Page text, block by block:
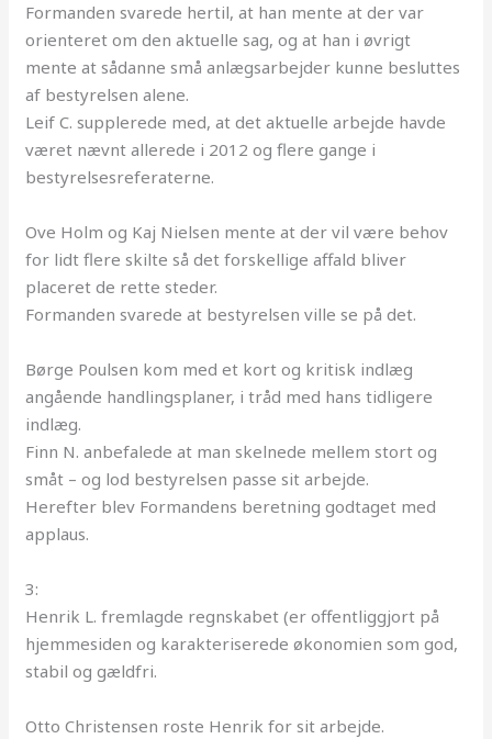
Formanden svarede hertil, at han mente at der var
orienteret om den aktuelle sag, og at han i øvrigt
mente at sådanne små anlægsarbejder kunne besluttes
af bestyrelsen alene.
Leif C. supplerede med, at det aktuelle arbejde havde
været nævnt allerede i 2012 og flere gange i
bestyrelsesreferaterne.
Ove Holm og Kaj Nielsen mente at der vil være behov
for lidt flere skilte så det forskellige affald bliver
placeret de rette steder.
Formanden svarede at bestyrelsen ville se på det.
Børge Poulsen kom med et kort og kritisk indlæg
angående handlingsplaner, i tråd med hans tidligere
indlæg.
Finn N. anbefalede at man skelnede mellem stort og
småt – og lod bestyrelsen passe sit arbejde.
Herefter blev Formandens beretning godtaget med
applaus.
3:
Henrik L. fremlagde regnskabet (er offentliggjort på
hjemmesiden og karakteriserede økonomien som god,
stabil og gældfri.
Otto Christensen roste Henrik for sit arbejde.